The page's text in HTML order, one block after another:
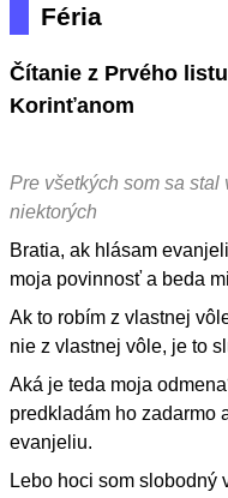
Féria
Čítanie z Prvého
Korinťanom
Pre všetkých som sa stal
niektorých
Bratia, ak hlásam
moja povinnosť a beda
Ak to robím z vlastnej
nie z vlastnej vôle, je to
Aká je teda moja
predkladám ho zadarmo
evanjeliu.
Lebo hoci som slobodný